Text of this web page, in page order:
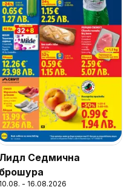
Лидл Седмична
брошура
10.08. - 16.08.2026